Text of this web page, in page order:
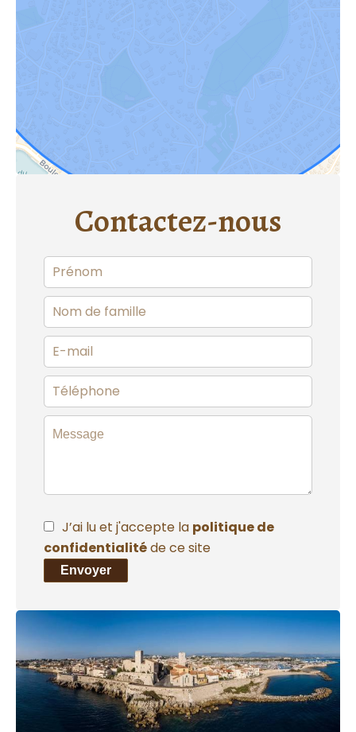
Contactez-nous
J’ai lu et j'accepte la politique de
confidentialitéde ce site
Envoyer